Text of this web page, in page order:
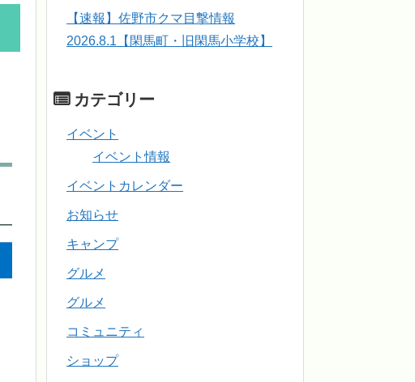
【速報】佐野市クマ目撃情報
2026.8.1【閑馬町・旧閑馬小学校】
カテゴリー
イベント
イベント情報
イベントカレンダー
お知らせ
キャンプ
グルメ
グルメ
コミュニティ
ショップ